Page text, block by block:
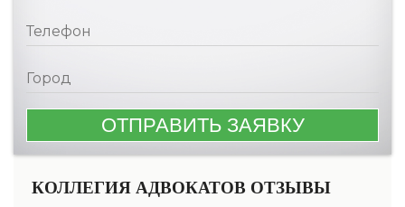
КОЛЛЕГИЯ АДВОКАТОВ ОТЗЫВЫ